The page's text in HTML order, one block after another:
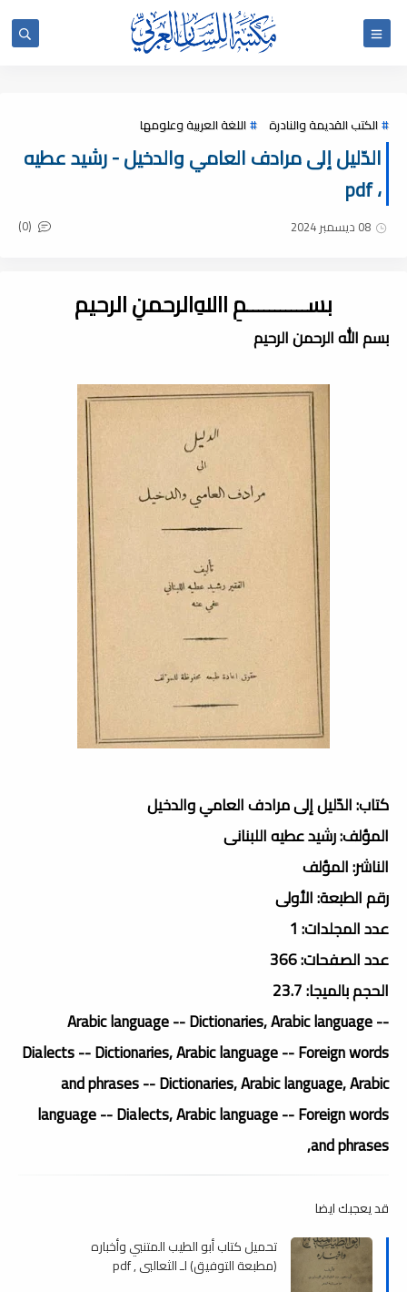
الكتب القديمة والنادرة اللغة العربية وعلومها
الدّليل إلى مرادف العامي والدخيل - رشيد عطيه
، pdf
08 ديسمبر 2024 (0)
بســـــــــــمِ اﷲِالرحمنِ الرحيم
بسم الله الرحمن الرحيم
كتاب: الدّليل إلى مرادف العامي والدخيل
المؤلف: رشيد عطيه اللبنانى
الناشر: المؤلف
رقم الطبعة: الأولى
عدد المجلدات: 1
عدد الصفحات: 366
الحجم بالميجا: 23.7
Arabic language -- Dictionaries, Arabic language --
Dialects -- Dictionaries, Arabic language -- Foreign words
and phrases -- Dictionaries, Arabic language, Arabic
language -- Dialects, Arabic language -- Foreign words
and phrases,
قد يعجبك ايضا
تحميل كتاب أبو الطيب المتنبي وأخباره
(مطبعة التوفيق) لـ الثعالبي , pdf